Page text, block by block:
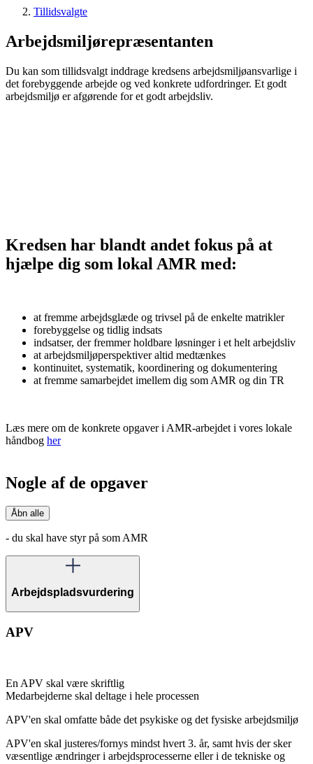
Tillidsvalgte
Arbejdsmiljørepræsentanten
Du kan som tillidsvalgt inddrage kredsens arbejdsmiljøansvarlige i
det forebyggende arbejde og ved konkrete udfordringer. Et godt
arbejdsmiljø er afgørende for et godt arbejdsliv.
Kredsen har blandt andet fokus på at
hjælpe dig som lokal AMR med:
at fremme arbejdsglæde og trivsel på de enkelte matrikler
forebyggelse og tidlig indsats
indsatser, der fremmer holdbare løsninger i et helt arbejdsliv
at arbejdsmiljøperspektiver altid medtænkes
kontinuitet, systematik, koordinering og dokumentering
at fremme samarbejdet imellem dig som AMR og din TR
Læs mere om de konkrete opgaver i AMR-arbejdet i vores lokale
håndbog her
Nogle af de opgaver
Åbn alle
- du skal have styr på som AMR
Arbejdspladsvurdering
APV
En APV skal være skriftlig
Medarbejderne skal deltage i hele processen
APV'en skal omfatte både det psykiske og det fysiske arbejdsmiljø
APV'en skal justeres/fornys mindst hvert 3. år, samt hvis der sker
væsentlige ændringer i arbejdsprocesserne eller i de tekniske og